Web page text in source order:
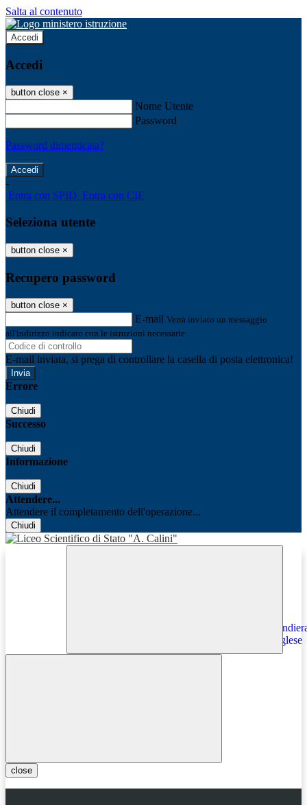
Salta al contenuto
Accedi
Accedi
button close ×
Nome Utente
Password
Password dimenticata?
-
Entra con SPID Entra con CIE
Seleziona utente
button close ×
Recupero password
button close ×
E-mail Verrà inviato un messaggio
all'indirizzo indicato con le istruzioni necessarie.
E-mail inviata, si prega di controllare la casella di posta elettronica!
Errore
Chiudi
Successo
Chiudi
Informazione
Chiudi
Attendere...
Attendere il completamento dell'operazione...
Chiudi
close